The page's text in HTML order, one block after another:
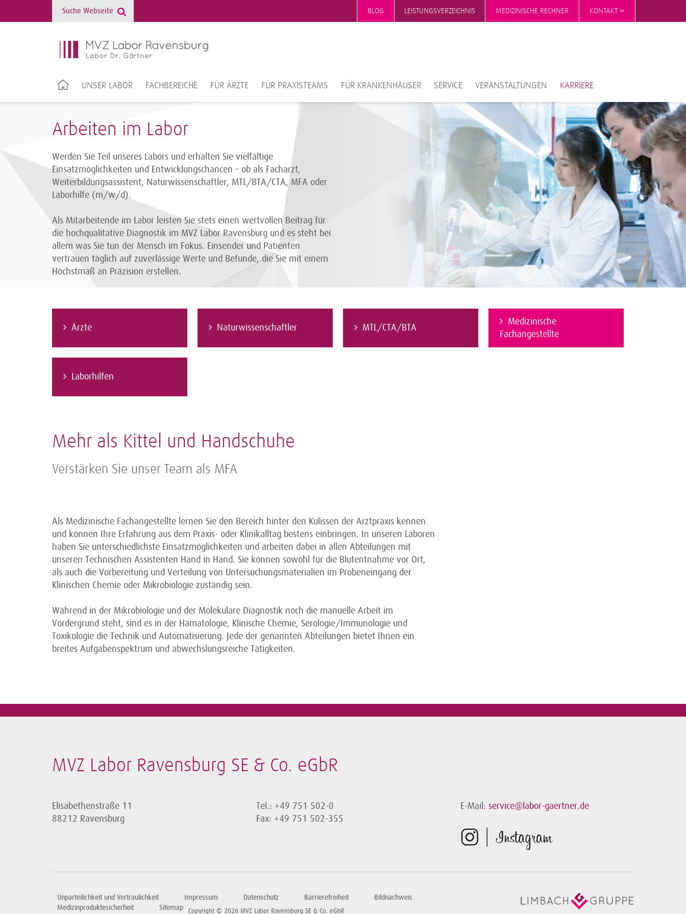
BLOG LEISTUNGSVERZEICHNIS MEDIZINISCHE RECHNER KONTAKT
UNSER LABOR FACHBEREICHE FÜR ÄRZTE FÜR PRAXISTEAMS FÜR KRANKENHÄUSER SERVICE VERANSTALTUNGEN KARRIERE
Arbeiten im Labor
Werden Sie Teil unseres Labors und erhalten Sie vielfältige
Einsatzmöglichkeiten und Entwicklungschancen – ob als Facharzt,
Weiterbildungsassistent, Naturwissenschaftler, MTL/BTA/CTA, MFA oder
Laborhilfe (m/w/d).
Als Mitarbeitende im Labor leisten Sie stets einen wertvollen Beitrag für
die hochqualitative Diagnostik im MVZ Labor Ravensburg und es steht bei
allem was Sie tun der Mensch im Fokus. Einsender und Patienten
vertrauen täglich auf zuverlässige Werte und Befunde, die Sie mit einem
Höchstmaß an Präzision erstellen.
Ärzte Naturwissenschaftler MTL/CTA/BTA
Medizinische
Fachangestellte
Laborhilfen
Mehr als Kittel und Handschuhe
Verstärken Sie unser Team als MFA
Als Medizinische Fachangestellte lernen Sie den Bereich hinter den Kulissen der Arztpraxis kennen
und können Ihre Erfahrung aus dem Praxis- oder Klinikalltag bestens einbringen. In unseren Laboren
haben Sie unterschiedlichste Einsatzmöglichkeiten und arbeiten dabei in allen Abteilungen mit
unseren Technischen Assistenten Hand in Hand. Sie können sowohl für die Blutentnahme vor Ort,
als auch die Vorbereitung und Verteilung von Untersuchungsmaterialien im Probeneingang der
Klinischen Chemie oder Mikrobiologie zuständig sein.
Während in der Mikrobiologie und der Molekulare Diagnostik noch die manuelle Arbeit im
Vordergrund steht, sind es in der Hämatologie, Klinische Chemie, Serologie/Immunologie und
Toxikologie die Technik und Automatisierung. Jede der genannten Abteilungen bietet Ihnen ein
breites Aufgabenspektrum und abwechslungsreiche Tätigkeiten.
MVZ Labor Ravensburg SE & Co. eGbR
Elisabethenstraße 11
88212 Ravensburg
Tel.: +49 751 502-0
Fax: +49 751 502-355
E-Mail: service@labor-gaertner.de
Unparteilichkeit und Vertraulichkeit Impressum Datenschutz Barrierefreiheit
Bildnachweis
Medizinproduktesicherheit
Sitemap Copyright © 2026 MVZ Labor Ravensburg SE & Co. eGbR